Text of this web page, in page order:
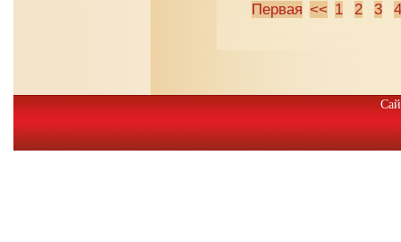
Первая << 1 2 3 4